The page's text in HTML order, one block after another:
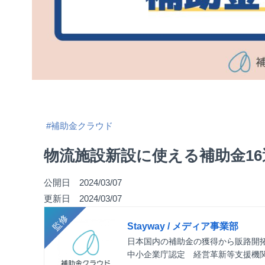
#補助金クラウド
物流施設新設に使える補助金
公開日 2024/03/07
更新日 2024/03/07
Stayway / メディア事業部
日本国内の補助金の獲得から販路開
中小企業庁認定 経営革新等支援機